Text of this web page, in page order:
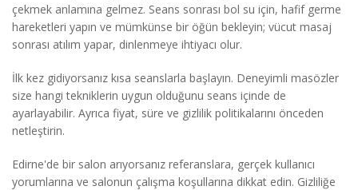
çekmek anlamına gelmez. Seans sonrası bol su için, hafif germe
hareketleri yapın ve mümkünse bir öğün bekleyin; vücut masaj
sonrası atılım yapar, dinlenmeye ihtiyacı olur.
İlk kez gidiyorsanız kısa seanslarla başlayın. Deneyimli masözler
size hangi tekniklerin uygun olduğunu seans içinde de
ayarlayabilir. Ayrıca fiyat, süre ve gizlilik politikalarını önceden
netleştirin.
Edirne'de bir salon arıyorsanız referanslara, gerçek kullanıcı
yorumlarına ve salonun çalışma koşullarına dikkat edin. Gizliliğe